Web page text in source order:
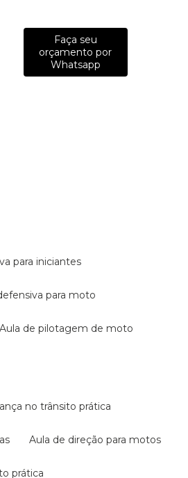
Faça seu
orçamento por
Whatsapp
para iniciantes
para moto
aula de pilotagem de moto
no trânsito prática
aula de direção para motos
prática